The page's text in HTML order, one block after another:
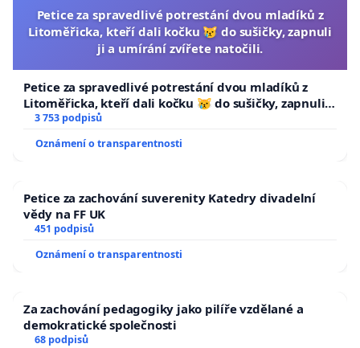
Petice za spravedlivé potrestání dvou mladíků z
Litoměřicka, kteří dali kočku 😿 do sušičky, zapnuli
ji a umírání zvířete natočili.
Petice za spravedlivé potrestání dvou mladíků z
Litoměřicka, kteří dali kočku 😿 do sušičky, zapnuli ji
a umírání zvířete natočili.
3 753 podpisů
Oznámení o transparentnosti
Petice za zachování suverenity Katedry divadelní
vědy na FF UK
451 podpisů
Oznámení o transparentnosti
Za zachování pedagogiky jako pilíře vzdělané a
demokratické společnosti
68 podpisů